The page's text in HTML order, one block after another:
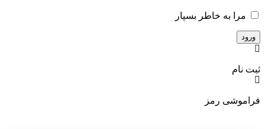
مرا به خاطر بسپار
ثبت نام
فراموشی رمز